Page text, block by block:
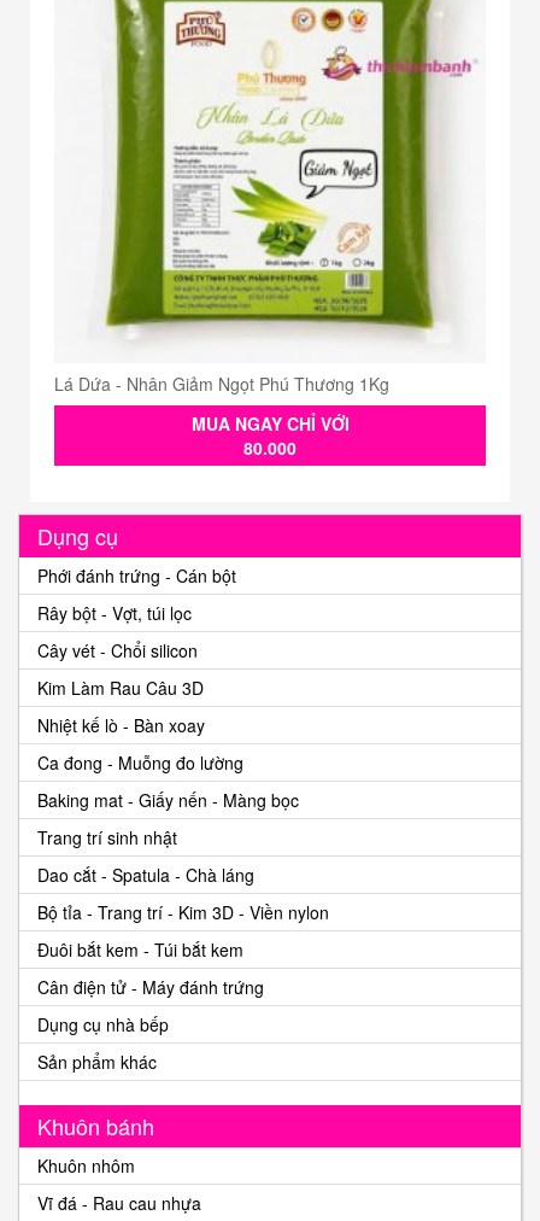
Lá Dứa - Nhân Giảm Ngọt Phú Thương 1Kg
MUA NGAY CHỈ VỚI
80.000
Dụng cụ
Phới đánh trứng - Cán bột
Rây bột - Vợt, túi lọc
Cây vét - Chổi silicon
Kim Làm Rau Câu 3D
Nhiệt kế lò - Bàn xoay
Ca đong - Muỗng đo lường
Baking mat - Giấy nến - Màng bọc
Trang trí sinh nhật
Dao cắt - Spatula - Chà láng
Bộ tỉa - Trang trí - Kim 3D - Viền nylon
Đuôi bắt kem - Túi bắt kem
Cân điện tử - Máy đánh trứng
Dụng cụ nhà bếp
Sản phẩm khác
Khuôn bánh
Khuôn nhôm
Vĩ đá - Rau cau nhựa